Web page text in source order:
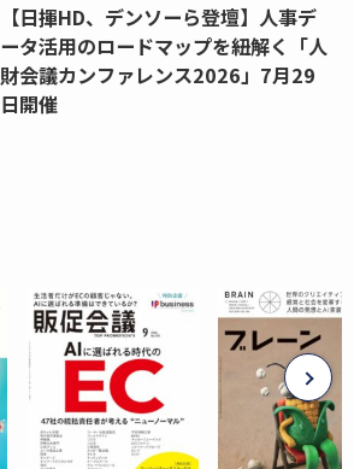
【日揮HD、デンソーら登壇】人事デ
ータ活用のロードマップを紐解く「人
財会議カンファレンス2026」7月29
日開催